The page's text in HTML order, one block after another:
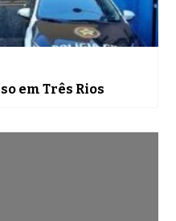
em Três Rios